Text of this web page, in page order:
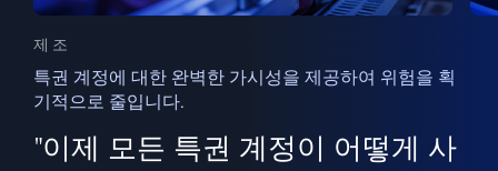
제조
특권 계정에 대한 완벽한 가시성을 제공하여 위험을 획
기적으로 줄입니다.
"이제 모든 특권 계정이 어떻게 사